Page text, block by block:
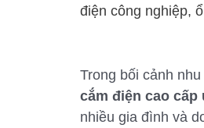
điện công nghiệp,
Trong bối cảnh
cắm điện cao cấp
nhiều gia đình và